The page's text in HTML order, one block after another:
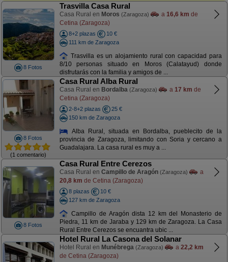
8 Fotos
Trasvilla Casa Rural
Casa Rural en Moros (Zaragoza) a 16,6 km de
Cetina (Zaragoza)
8+2 plazas
10 €
111 km de Zaragoza
Trasvilla es un alojamiento rural con capacidad para
8/10 personas situado en Moros (Calatayud) donde
disfrutarás con la familia y amigos de ...
8 Fotos
(1 comentario)
Casa Rural Alba Rural
Casa Rural en Bordalba (Zaragoza) a 17 km de
Cetina (Zaragoza)
2-8+2 plazas
25 €
150 km de Zaragoza
Alba Rural, situada en Bordalba, pueblecito de la
provincia de Zaragoza, limitando con Soria y cercano a
Guadalajara. La casa rural es muy a ...
8 Fotos
Casa Rural Entre Cerezos
Casa Rural en Campillo de Aragón (Zaragoza)
a
20,8 km de Cetina (Zaragoza)
8 plazas
10 €
127 km de Zaragoza
Campillo de Aragón dista 12 km del Monasterio de
Piedra, 11 km de Jaraba y 129 km de Zaragoza. La Casa
Rural Entre Cerezos se encuantra ubic ...
Hotel Rural La Casona del Solanar
Hotel Rural en Munébrega (Zaragoza) a 22,2 km
de Cetina (Zaragoza)